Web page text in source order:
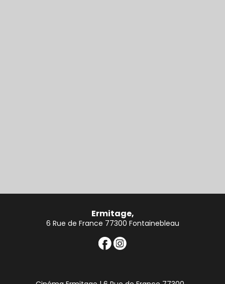
Ermitage,
6 Rue de France 77300 Fontainebleau